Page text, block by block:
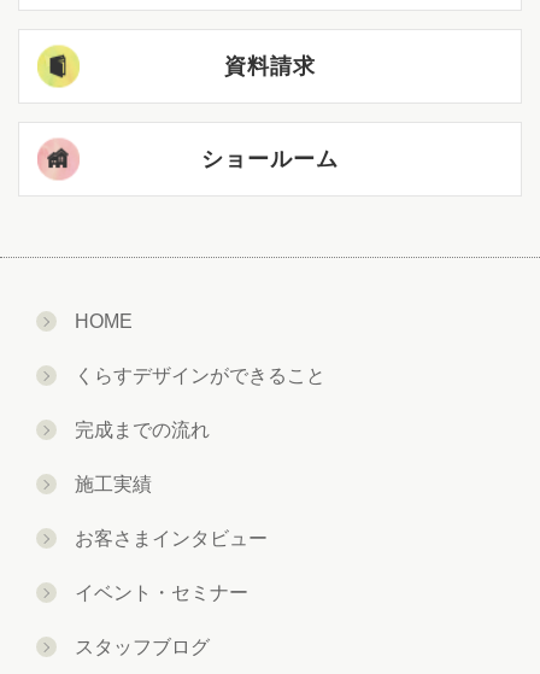
資料請求
ショールーム
HOME
くらすデザインができること
完成までの流れ
施工実績
お客さまインタビュー
イベント・セミナー
スタッフブログ